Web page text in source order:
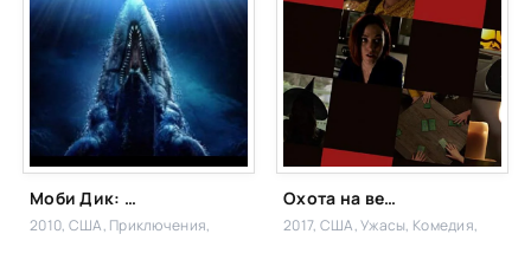
Моби Дик: Охота на монстра
2010, США, Приключения,
Охота на ведьм
2017, США,Ужасы, Комедия,